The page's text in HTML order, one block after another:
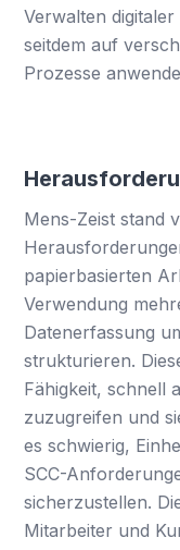
Verwalten
seitdem auf
Prozesse
Mens-Zeist stand
papierbasierten
Verwendung
Datenerfassung
strukturieren.
Fähigkeit, schnell
zuzugreifen und
es schwierig,
SCC-
sicherzustellen.
Mitarbeiter und